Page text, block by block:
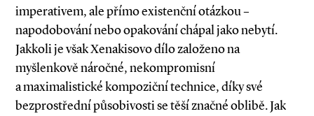
imperativem, ale přímo existenční otázkou –
napodobování nebo opakování chápal jako nebytí.
Jakkoli je však Xenakisovo dílo založeno na
myšlenkově náročné, nekompromisní
a maximalistické kompoziční technice, díky své
bezprostřední působivosti se těší značné oblibě. Jak